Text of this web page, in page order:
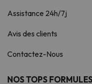
Assistance 24h/7j
Avis des clients
Contactez-Nous
NOS TOPS FORMULES